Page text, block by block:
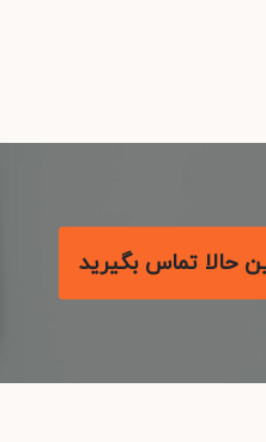
حالا تماس بگیرید